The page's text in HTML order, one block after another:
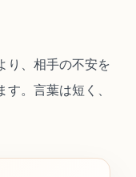
り、相手の不安を
。言葉は短く、